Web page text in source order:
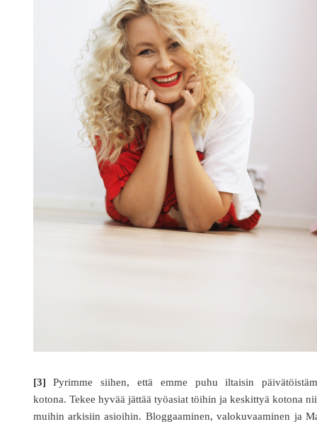
[3] Pyrimme siihen, että emme puhu iltaisin
kotona. Tekee hyvää jättää työasiat töihin ja keskittyä kotona
muihin arkisiin asioihin. Bloggaaminen, valokuvaaminen ja